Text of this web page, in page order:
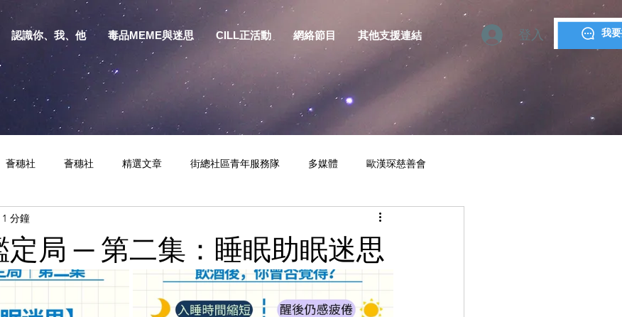
認識你、我、他 毒品MEME與迷思 CILL正活動 網絡節目 其他支援連結 登入 我
薈穗社 薈穗社 精選文章 街總社區青年服務隊 多媒體 歐漢琛慈善會
相關資訊 YMCA MACAU
定局 ─ 第二集：睡眠助眠迷思
分鐘